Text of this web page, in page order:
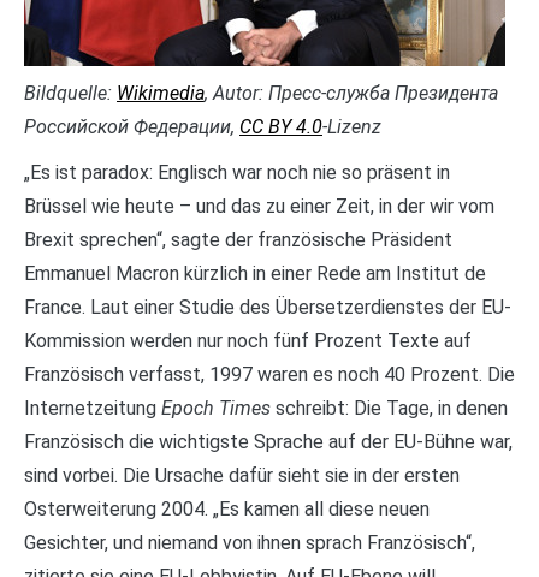
Bildquelle: Wikimedia, Autor: Пресс-служба Президента
Российской Федерации, CC BY 4.0-Lizenz
„Es ist paradox: Englisch war noch nie so präsent in
Brüssel wie heute – und das zu einer Zeit, in der wir vom
Brexit sprechen“, sagte der französische Präsident
Emmanuel Macron kürzlich in einer Rede am Institut de
France. Laut einer Studie des Übersetzerdienstes der EU-
Kommission werden nur noch fünf Prozent Texte auf
Französisch verfasst, 1997 waren es noch 40 Prozent. Die
Internetzeitung Epoch Times schreibt: Die Tage, in denen
Französisch die wichtigste Sprache auf der EU-Bühne war,
sind vorbei. Die Ursache dafür sieht sie in der ersten
Osterweiterung 2004. „Es kamen all diese neuen
Gesichter, und niemand von ihnen sprach Französisch“,